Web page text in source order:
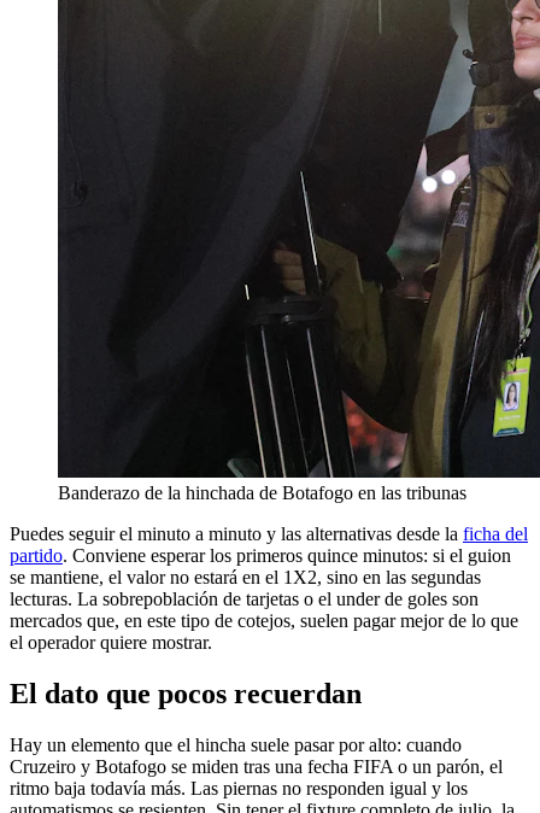
Banderazo de la hinchada de Botafogo en las tribunas
Puedes seguir el minuto a minuto y las alternativas desde la ficha del
partido. Conviene esperar los primeros quince minutos: si el guion
se mantiene, el valor no estará en el 1X2, sino en las segundas
lecturas. La sobrepoblación de tarjetas o el under de goles son
mercados que, en este tipo de cotejos, suelen pagar mejor de lo que
el operador quiere mostrar.
El dato que pocos recuerdan
Hay un elemento que el hincha suele pasar por alto: cuando
Cruzeiro y Botafogo se miden tras una fecha FIFA o un parón, el
ritmo baja todavía más. Las piernas no responden igual y los